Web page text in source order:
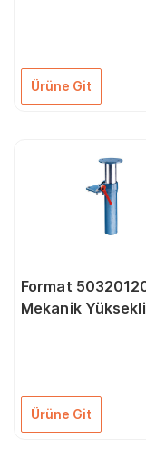
Ürüne Git
Format
Mekanik
Ürüne Git